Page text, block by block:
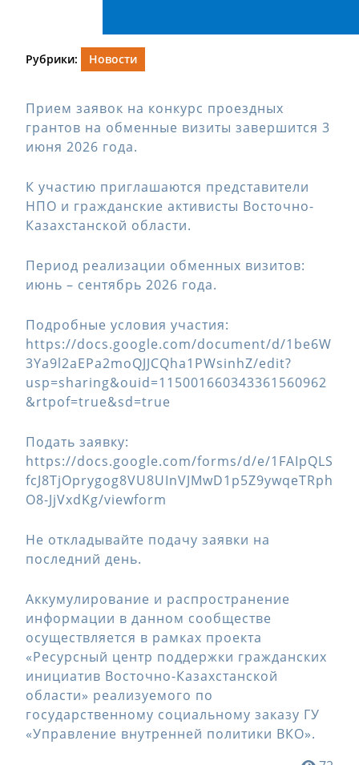
Рубрики: Новости
Прием заявок на конкурс проездных
грантов на обменные визиты завершится 3
июня 2026 года.
К участию приглашаются представители
НПО и гражданские активисты Восточно-
Казахстанской области.
Период реализации обменных визитов:
июнь – сентябрь 2026 года.
Подробные условия участия:
https://docs.google.com/document/d/1be6W
3Ya9l2aEPa2moQJJCQha1PWsinhZ/edit?
usp=sharing&ouid=115001660343361560962
&rtpof=true&sd=true
Подать заявку:
https://docs.google.com/forms/d/e/1FAIpQLS
fcJ8TjOprygog8VU8UInVJMwD1p5Z9ywqeTRph
O8-JjVxdKg/viewform
Не откладывайте подачу заявки на
последний день.
Аккумулирование и распространение
информации в данном сообществе
осуществляется в рамках проекта
«Ресурсный центр поддержки гражданских
инициатив Восточно-Казахстанской
области» реализуемого по
государственному социальному заказу ГУ
«Управление внутренней политики ВКО».